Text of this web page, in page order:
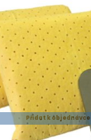
Přidat k objednávce